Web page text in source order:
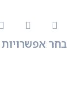
בחר אפשרויות